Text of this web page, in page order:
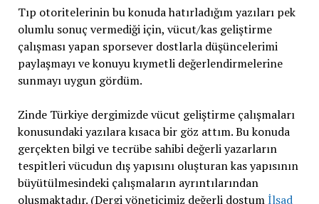
Tıp otoritelerinin bu konuda hatırladığım yazıları pek
olumlu sonuç vermediği için, vücut/kas geliştirme
çalışması yapan sporsever dostlarla düşüncelerimi
paylaşmayı ve konuyu kıymetli değerlendirmelerine
sunmayı uygun gördüm.
Zinde Türkiye dergimizde vücut geliştirme çalışmaları
konusundaki yazılara kısaca bir göz attım. Bu konuda
gerçekten bilgi ve tecrübe sahibi değerli yazarların
tespitleri vücudun dış yapısını oluşturan kas yapısının
büyütülmesindeki çalışmaların ayrıntılarından
oluşmaktadır. (Dergi yöneticimiz değerli dostumİlşad